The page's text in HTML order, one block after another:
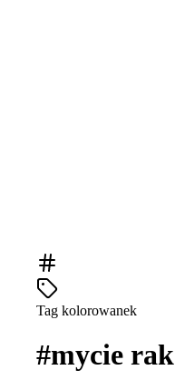
Tag kolorowanek
#mycie rak